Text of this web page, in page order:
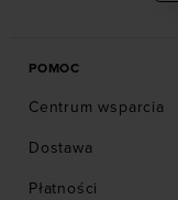
POMOC
Centrum wsparcia
Dostawa
Płatności